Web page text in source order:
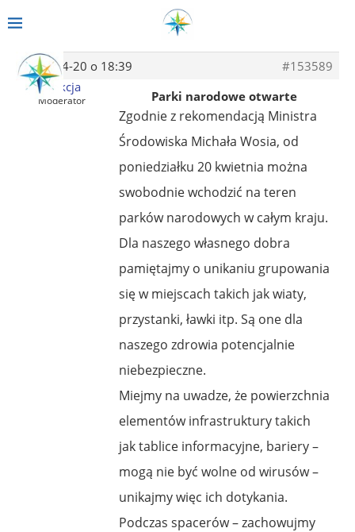
2020-04-20 o 18:39
#153589
Redakcja
Moderator Parki narodowe otwarte
Zgodnie z rekomendacją Ministra
Środowiska Michała Wosia, od
poniedziałku 20 kwietnia można
swobodnie wchodzić na teren
parków narodowych w całym kraju.
Dla naszego własnego dobra
pamiętajmy o unikaniu grupowania
się w miejscach takich jak wiaty,
przystanki, ławki itp. Są one dla
naszego zdrowia potencjalnie
niebezpieczne.
Miejmy na uwadze, że powierzchnia
elementów infrastruktury takich
jak tablice informacyjne, bariery –
mogą nie być wolne od wirusów –
unikajmy więc ich dotykania.
Podczas spacerów – zachowujmy